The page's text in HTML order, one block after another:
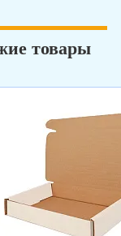
товары